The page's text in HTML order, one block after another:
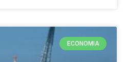
ECONOMIA